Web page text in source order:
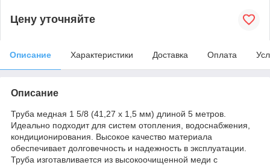
Цену уточняйте
Описание Характеристики Доставка Оплата
Описание
Труба медная 1 5/8 (41,27 x 1,5 мм) длиной 5 метров.
Идеально подходит для систем отопления, водоснабжения,
кондиционирования. Высокое качество материала
обеспечивает долговечность и надежность в эксплуатации.
Труба изготавливается из высокоочищенной меди с